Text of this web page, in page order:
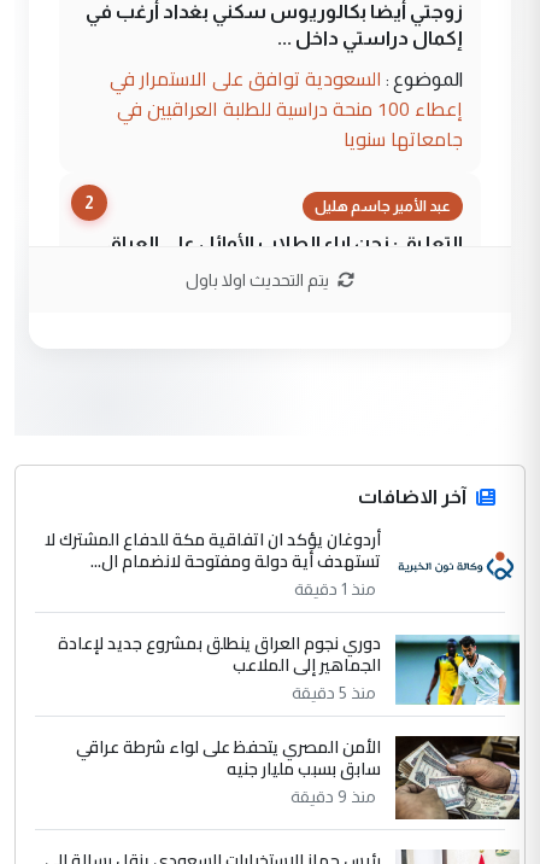
زوجتي أيضا بكالوريوس سكني بغداد أرغب في
إكمال دراستي داخل ...
الموضوع : السعودية توافق على الاستمرار في
إعطاء 100 منحة دراسية للطلبة العراقيين في
جامعاتها سنويا
2 عبد الأمير جاسم هليل
التعليق : نحن اباء الطلاب الأوائل على العراق
نتشرف بلقاء السيد احمد الصافي في العتبات
التعليق : قرار مستعجل جدا ولامصلحة فيه
للوزاره ولا للمواطن القرار الصائب يكون بعد
الاستماع للمدير ومغرفة ...
الموضوع :
وزير الصحة يعفي مدير مستشفى الكرخ
العام في بغداد
سردار
التعليق : واحد من عصابة علي ماما يسقط
ابا فرات ...
الموضوع :
الجواهري يرد على صدام حسين سل
مضجعيك يابن الزنا (نص كامل)
يتم التحديث اولا باول
آخر الاضافات
أردوغان يؤكد ان اتفاقية مكة للدفاع المشترك لا
تستهدف أية دولة ومفتوحة لانضمام ال...
منذ 1 دقيقة
دوري نجوم العراق ينطلق بمشروع جديد لإعادة
الجماهير إلى الملاعب
منذ 5 دقيقة
الأمن المصري يتحفظ على لواء شرطة عراقي
سابق بسبب مليار جنيه
منذ 9 دقيقة